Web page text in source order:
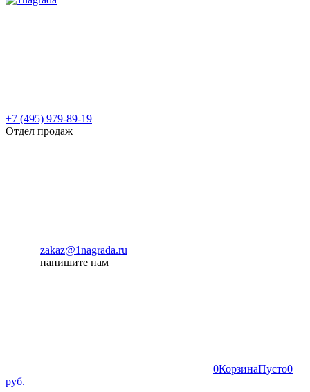
+7 (495) 979-89-19
Отдел продаж
zakaz@1nagrada.ru
напишите нам
0КорзинаПусто0
руб.